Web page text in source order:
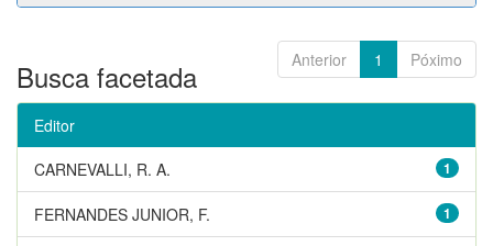
Anterior 1 Póximo
Busca facetada
Editor
1
CARNEVALLI, R. A.
1
FERNANDES JUNIOR, F.